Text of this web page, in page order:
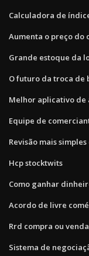
Calculadora de
Aumenta o preço do
Grande estoque da
O futuro da troca de
Melhor aplicativo de
Equipe de
Revisão mais
Hcp stocktwits
Como ganhar
Acordo de livre
Rrd compra ou
Sistema de